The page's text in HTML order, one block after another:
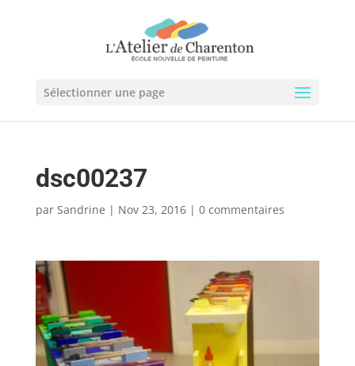
Sélectionner une page
dsc00237
par Sandrine | Nov 23, 2016| 0 commentaires